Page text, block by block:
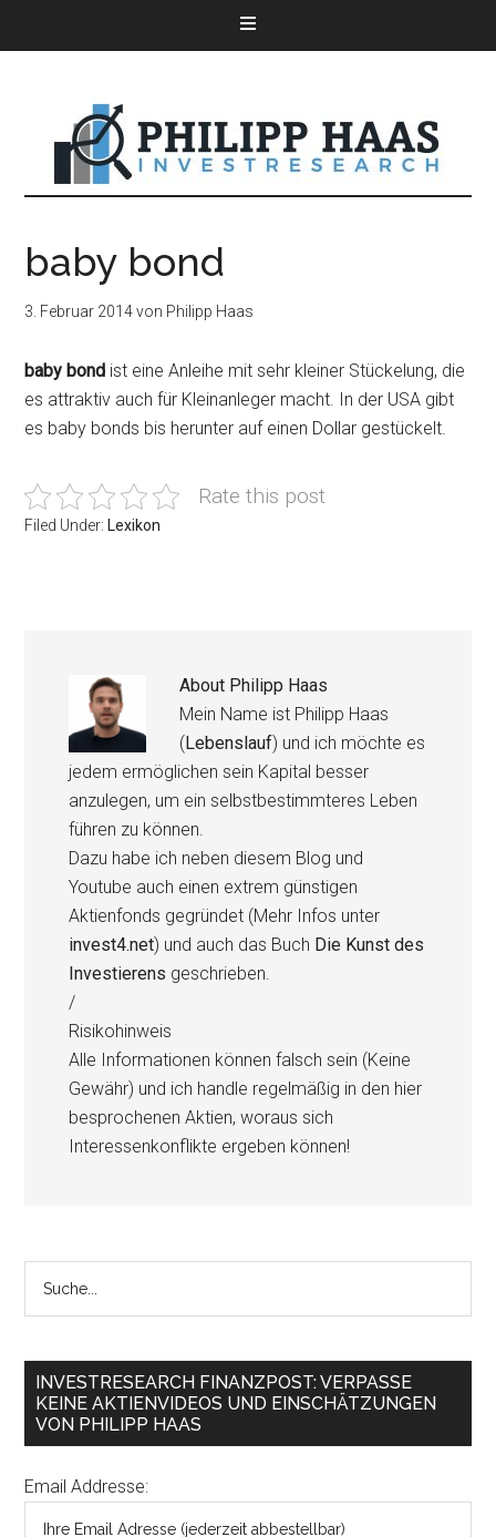
baby bond
3. Februar 2014von Philipp Haas
baby bond ist eine Anleihe mit sehr kleiner Stückelung, die
es attraktiv auch für Kleinanleger macht. In der USA gibt
es baby bonds bis herunter auf einen Dollar gestückelt.
Rate this post
Filed Under: Lexikon
About Philipp Haas
Mein Name ist Philipp Haas
(Lebenslauf) und ich möchte es
jedem ermöglichen sein Kapital besser
anzulegen, um ein selbstbestimmteres Leben
führen zu können.
Dazu habe ich neben diesem Blog und
Youtube auch einen extrem günstigen
Aktienfonds gegründet (Mehr Infos unter
invest4.net) und auch das Buch Die Kunst des
Investierens geschrieben.
/
Risikohinweis
Alle Informationen können falsch sein (Keine
Gewähr) und ich handle regelmäßig in den hier
besprochenen Aktien, woraus sich
Interessenkonflikte ergeben können!
INVESTRESEARCH FINANZPOST: VERPASSE
KEINE AKTIENVIDEOS UND EINSCHÄTZUNGEN
VON PHILIPP HAAS
Email Addresse: